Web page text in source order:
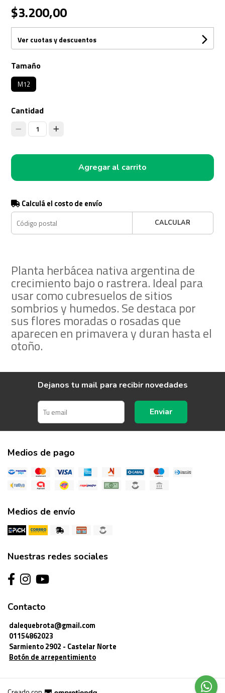
$3.200,00
Ver cuotas y descuentos
Tamaño
M12
Cantidad
1
Agregar al carrito
Calculá el costo de envío
CALCULAR
Planta herbácea nativa argentina de
crecimiento bajo o rastrera. Ideal para
usar como cubresuelos de sitios
sombrios y humedos. Se destaca por
sus flores moradas o rosadas que
aparecen en primavera y duran hasta el
otoño.
Dejanos tu mail para recibir novedades
Enviar
Medios de pago
Medios de envío
Nuestras redes sociales
Contacto
dalequebrota@gmail.com
01154862023
Sarmiento 2902 - Castelar Norte
Botón de arrepentimiento